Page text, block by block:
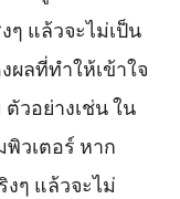
ๆ แล้วจะไม่เป็น
ลที่ทำให้เข้าใจ
วอย่างเช่น ใน
วเตอร์ หาก
ๆ แล้วจะไม่